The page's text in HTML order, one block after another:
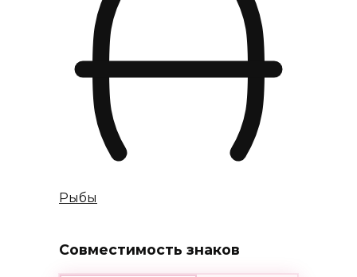
Рыбы
Совместимость знаков